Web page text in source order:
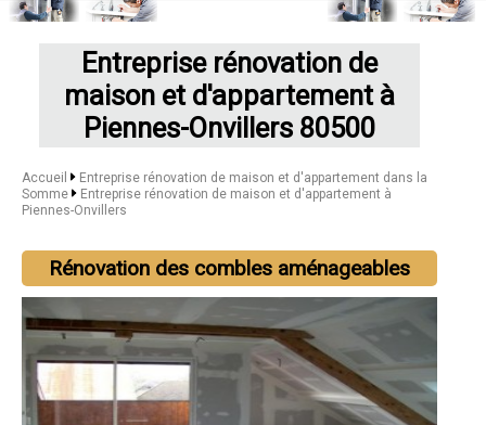
Entreprise rénovation de
maison et d'appartement à
Piennes-Onvillers 80500
Accueil
Entreprise rénovation de maison et d'appartement dans la
Somme
Entreprise rénovation de maison et d'appartement à
Piennes-Onvillers
Rénovation des combles aménageables